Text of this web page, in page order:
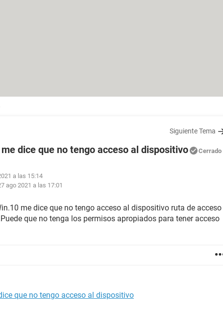
Siguiente Tema
dice que no tengo acceso al dispositivo Cerrado
a las 15:14
ago 2021 a las 17:01
me dice que no tengo acceso al dispositivo ruta de acceso
que no tenga los permisos apropiados para tener acceso
que no tengo acceso al dispositivo